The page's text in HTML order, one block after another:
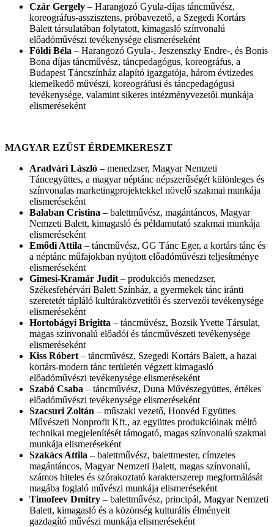
Czár Gergely – Harangozó Gyula-díjas táncművész,
koreográfus-asszisztens, próbavezető, a Szegedi Kortárs
Balett társulatában folytatott, kimagasló színvonalú
előadóművészi tevékenysége elismeréseként
Földi Béla – Harangozó Gyula-, Jeszenszky Endre-, és Bonis
Bona díjas táncművész, táncpedagógus, koreográfus, a
Budapest Táncszínház alapító igazgatója, három évtizedes
kiemelkedő művészi, koreográfusi és táncpedagógusi
tevékenysége, valamint sikeres intézményvezetői munkája
elismeréseként
MAGYAR EZÜST ÉRDEMKERESZT
Aradvári László – menedzser, Magyar Nemzeti
Táncegyüttes, a magyar néptánc népszerűségét különleges és
színvonalas marketingprojektekkel növelő szakmai munkája
elismeréseként
Balaban Cristina – balettművész, magántáncos, Magyar
Nemzeti Balett, kimagasló és példamutató szakmai munkája
elismeréseként
Emődi Attila – táncművész, GG Tánc Eger, a kortárs tánc és
a néptánc műfajokban nyújtott előadóművészi teljesítménye
elismeréseként
Gimesi-Kramár Judit – produkciós menedzser,
Székesfehérvári Balett Színház, a gyermekek tánc iránti
szeretetét tápláló kultúraközvetítői és szervezői tevékenysége
elismeréseként
Hortobágyi Brigitta – táncművész, Bozsik Yvette Társulat,
magas színvonalú előadói és táncművészeti tevékenysége
elismeréseként
Kiss Róbert – táncművész, Szegedi Kortárs Balett, a hazai
kortárs-modern tánc területén végzett kimagasló
előadóművészi tevékenysége elismeréseként
Szabó Csaba – táncművész, Duna Művészegyüttes, értékes
előadóművészi tevékenysége elismeréseként
Szacsuri Zoltán – műszaki vezető, Honvéd Együttes
Művészeti Nonprofit Kft., az együttes produkcióinak méltó
technikai megjelenítését támogató, magas színvonalú szakmai
munkája elismeréseként
Szakács Attila – balettművész, balettmester, címzetes
magántáncos, Magyar Nemzeti Balett, magas színvonalú,
számos hiteles és szórakoztató karakterszerep megformálását
magába foglaló művészi munkája elismeréseként
Timofeev Dmitry – balettművész, principál, Magyar Nemzeti
Balett, kimagasló és a közönség kulturális élményeit
gazdagító művészi munkája elismeréseként